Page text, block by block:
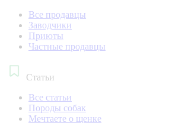
Все продавцы
Заводчики
Приюты
Частные продавцы
Статьи
Все статьи
Породы собак
Мечтаете о щенке